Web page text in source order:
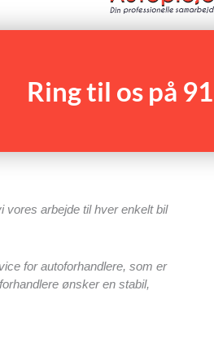
Ring til os på
arbejde til hver enkelt bil
for autoforhandlere, som er
ønsker en stabil,